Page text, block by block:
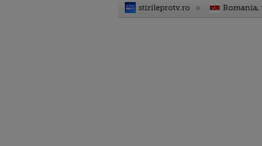
stirileprotv.ro Romania,